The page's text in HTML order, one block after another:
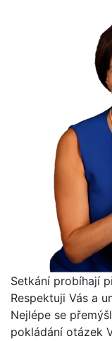
Setkání probíhají
Respektuji Vás a
Nejlépe se
pokládání otázek